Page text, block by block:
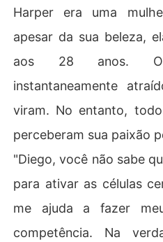
Harper era uma
apesar da sua beleza,
aos 28 anos.
instantaneamente
viram. No entanto,
perceberam sua paixão
"Diego, você não sabe
para ativar as células
me ajuda a fazer
competência. Na